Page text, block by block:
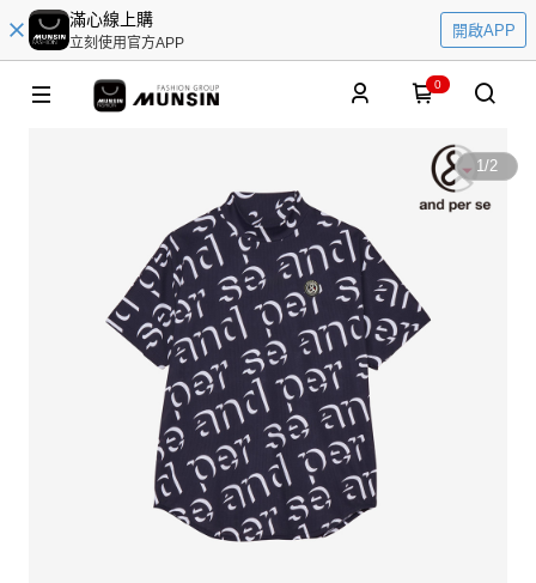
滿心線上購
立刻使用官方APP
開啟APP
0
1/2